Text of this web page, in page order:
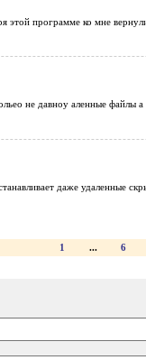
этой программе ко мне
не давноу аленные файлы а
даже удаленные
1 ... 6